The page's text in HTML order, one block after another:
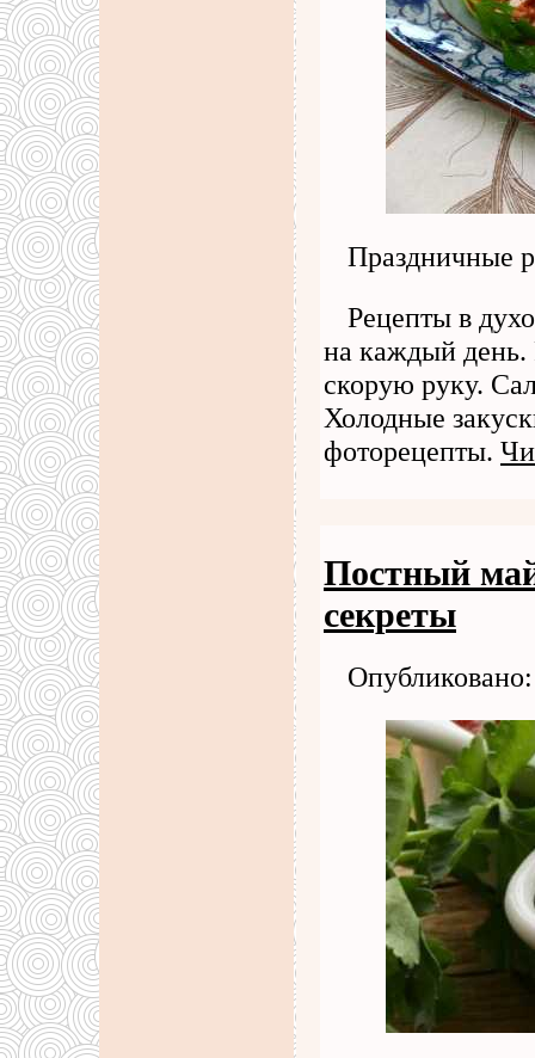
Праздничные
Рецепты в
на каждый день.
скорую руку.
Холодные
фоторецепты.
Постный
секреты